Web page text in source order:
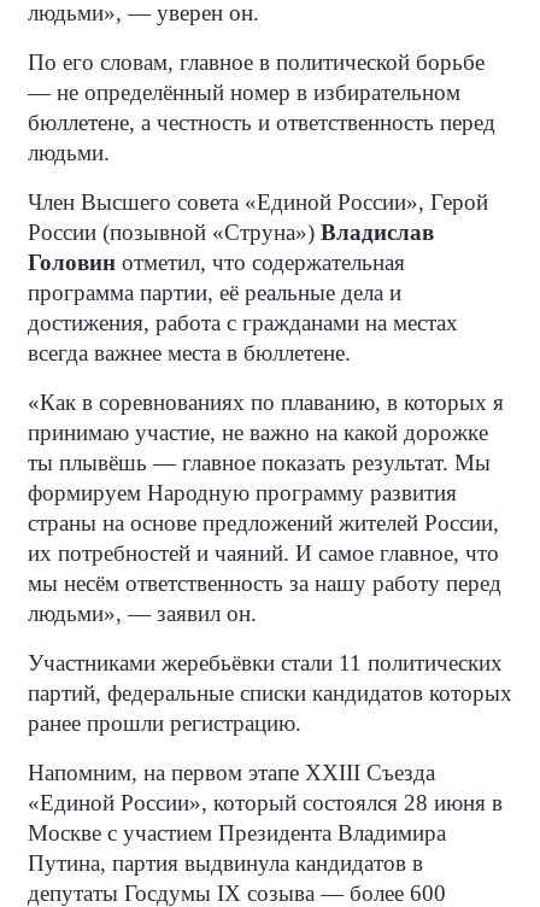
людьми», — уверен он.
По его словам, главное в политической борьбе
— не определённый номер в избирательном
бюллетене, а честность и ответственность перед
людьми.
Член Высшего совета «Единой России», Герой
России (позывной «Струна») Владислав
Головин отметил, что содержательная
программа партии, её реальные дела и
достижения, работа с гражданами на местах
всегда важнее места в бюллетене.
«Как в соревнованиях по плаванию, в которых я
принимаю участие, не важно на какой дорожке
ты плывёшь — главное показать результат. Мы
формируем Народную программу развития
страны на основе предложений жителей России,
их потребностей и чаяний. И самое главное, что
мы несём ответственность за нашу работу перед
людьми», — заявил он.
Участниками жеребьёвки стали 11 политических
партий, федеральные списки кандидатов которых
ранее прошли регистрацию.
Напомним, на первом этапе XXIII Съезда
«Единой России», который состоялся 28 июня в
Москве с участием Президента Владимира
Путина, партия выдвинула кандидатов в
депутаты Госдумы IX созыва — более 600